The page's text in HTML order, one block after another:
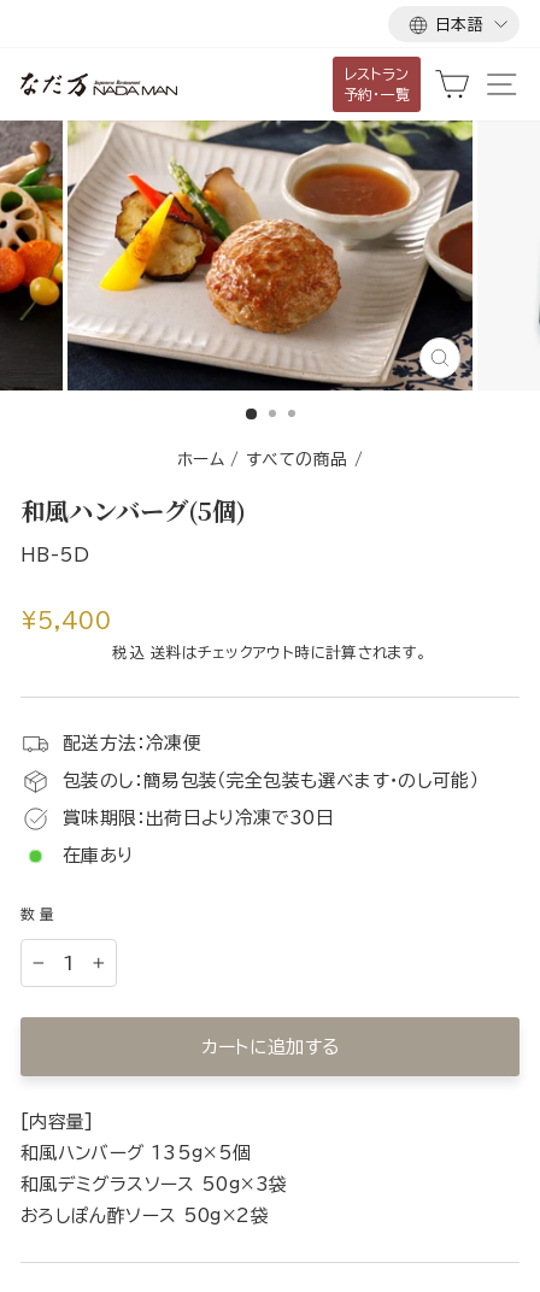
し
て
コ
ン
テ
ン
移
言
語
日本語
レストラン
予約・一覧
カート
閉
ホーム / すべての商品 /
和風ハンバーグ(5個)
HB-5D
通
¥5,400
税込 送料はチェックアウト時に計算されます。
配送方法：冷凍便
包装のし：簡易包装（完全包装も選べます・のし可能）
賞味期限：出荷日より冷凍で30日
在庫あり
数量
カートに追加する
[内容量]
和風ハンバーグ 135g×5個
和風デミグラスソース 50g×3袋
おろしぽん酢ソース 50g×2袋